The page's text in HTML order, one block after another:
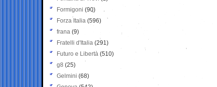
Formigoni (90)
Forza Italia (596)
frana (9)
Fratelli d'Italia (291)
Futuro e Libertà (510)
g8 (25)
Gelmini (68)